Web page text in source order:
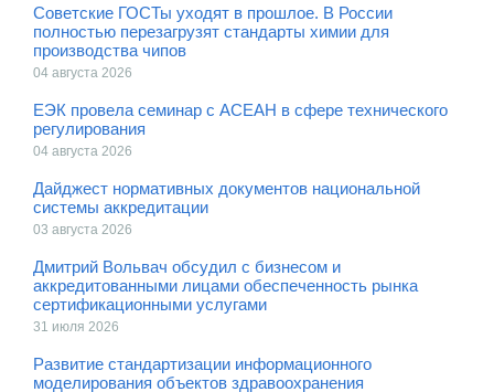
Советские ГОСТы уходят в прошлое. В России
полностью перезагрузят стандарты химии для
производства чипов
04 августа 2026
ЕЭК провела семинар с АСЕАН в сфере технического
регулирования
04 августа 2026
Дайджест нормативных документов национальной
системы аккредитации
03 августа 2026
Дмитрий Вольвач обсудил с бизнесом и
аккредитованными лицами обеспеченность рынка
сертификационными услугами
31 июля 2026
Развитие стандартизации информационного
моделирования объектов здравоохранения